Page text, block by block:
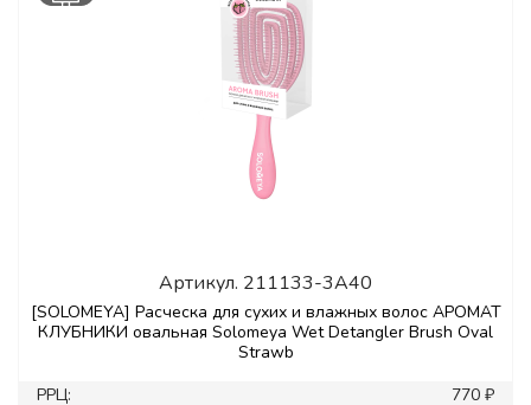
Артикул. 211133-3A40
[SOLOMEYA] Расческа для сухих и влажных волос АРОМАТ
КЛУБНИКИ овальная Solomeya Wet Detangler Brush Oval
Strawb
РРЦ:
770 ₽